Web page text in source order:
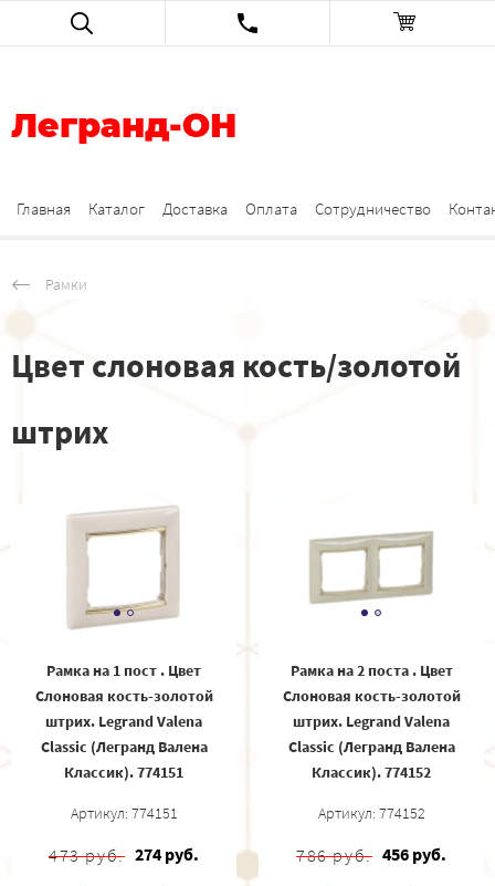
Легранд-ОН
Главная Каталог Доставка Оплата Сотрудничество
Рамки
Цвет слоновая кость/золотой
штрих
Рамка на 1 пост . Цвет
Слоновая кость-золотой
штрих. Legrand Valena
Classic (Легранд Валена
Классик). 774151
Артикул: 774151
473 руб. 274 руб.
Рамка на 2 поста . Цвет
Слоновая кость-золотой
штрих. Legrand Valena
Classic (Легранд Валена
Классик). 774152
Артикул: 774152
786 руб. 456 руб.